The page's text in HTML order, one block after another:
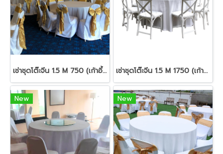
เช่าชุดโต๊ะจีน 1.5 M 750 (เก้าอี้บุนวม) เช่าชุดโต๊ะจีน 1.5 M 1750 (เก้าอี้ครอสแบ็กสีขาว)
New New